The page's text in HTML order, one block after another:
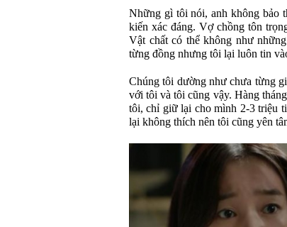
Những gì tôi nói, anh không bảo
kiến xác đáng. Vợ chồng tôn
Vật chất có thể không như
từng đồng nhưng tôi lại luôn tin
Chúng tôi dường như chưa từng
với tôi và tôi cũng vậy. Hàng
tôi, chỉ giữ lại cho mình 2-3 triệu
lại không thích nên tôi cũng yên